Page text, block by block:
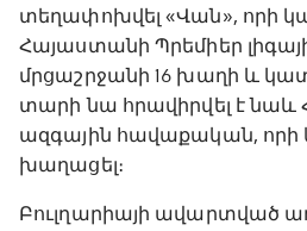
տեղափոխվել «Վան», որի
Հայաստանի Պրեմիեր
մրցաշրջանի 16 խաղի և
տարի նա հրավիրվել է
ազգային հավաքական, որի
խաղացել։
Բուլղարիայի ավարտված